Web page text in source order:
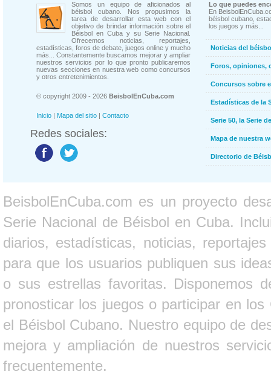
Somos un equipo de aficionados al
béisbol cubano. Nos propusimos la
tarea de desarrollar esta web con el
objetivo de brindar información sobre el
Béisbol en Cuba y su Serie Nacional.
Ofrecemos noticias, reportajes,
estadísticas, foros de debate, juegos online y mucho
más... Constantemente buscamos mejorar y ampliar
nuestros servicios por lo que pronto publicaremos
nuevas secciones en nuestra web como concursos
y otros entretenimientos.
© copyright 2009 - 2026 BeisbolEnCuba.com
Inicio | Mapa del sitio | Contacto
Redes sociales:
Lo que puedes
En
béisbol cubano,
los juegos y más...
Noticias del
Foros, opiniones,
Concursos sobre
Estadísticas de la
Serie 50, la Serie
Mapa de nuestra
Directorio de
BeisbolEnCuba.com es un proyecto
Serie Nacional de Béisbol en Cuba.
diarios, estadísticas, noticias,
para que los usuarios publiquen sus
o sus estrellas favoritas. Disponemos
pronosticar los juegos o participar en
el Béisbol Cubano. Nuestro equipo de
mejora y ampliación de nuestros
frecuentemente.